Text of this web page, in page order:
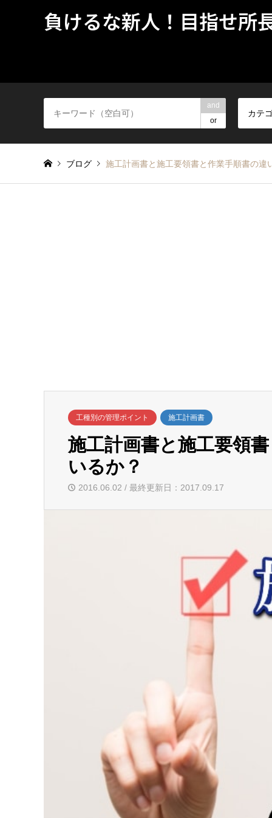
負けるな新人！目指せ所
and
or
カテ
ブログ 施工計画書と施工要領書と作業手順書の違
工種別の管理ポイント 施工計画書
施工計画書と施工要領
いるか？
2016.06.02 / 最終更新日：2017.09.17